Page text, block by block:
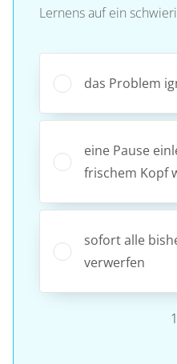
Lernens auf ein
das Problem
eine Pause
frischem Kopf
sofort alle
verwerfen